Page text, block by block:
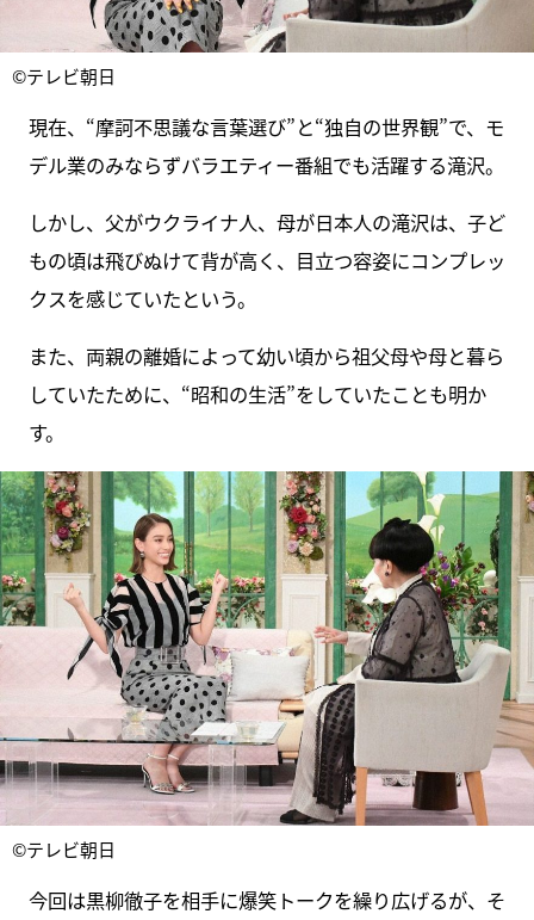
©テレビ朝日
現在、“摩訶不思議な言葉選び”と“独自の世界観”で、モ
デル業のみならずバラエティー番組でも活躍する滝沢。
しかし、父がウクライナ人、母が日本人の滝沢は、子ど
もの頃は飛びぬけて背が高く、目立つ容姿にコンプレッ
クスを感じていたという。
また、両親の離婚によって幼い頃から祖父母や母と暮ら
していたために、“昭和の生活”をしていたことも明か
す。
©テレビ朝日
今回は黒柳徹子を相手に爆笑トークを繰り広げるが、そ